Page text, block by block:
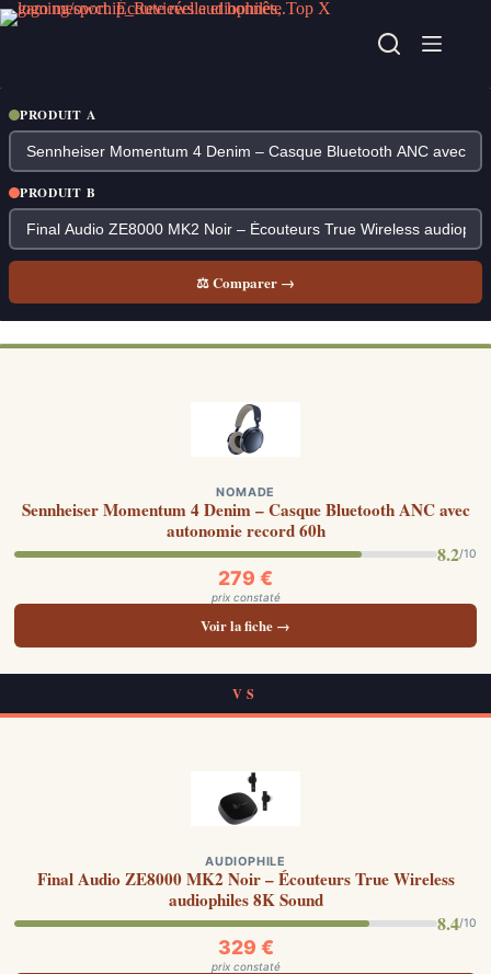
Passer
au
PRODUIT A
PRODUIT B
⚖ Comparer →
NOMADE
Sennheiser Momentum 4 Denim – Casque Bluetooth ANC avec
autonomie record 60h
8.2/10
279 €
prix constaté
Voir la fiche →
VS
AUDIOPHILE
Final Audio ZE8000 MK2 Noir – Écouteurs True Wireless
audiophiles 8K Sound
8.4/10
329 €
prix constaté